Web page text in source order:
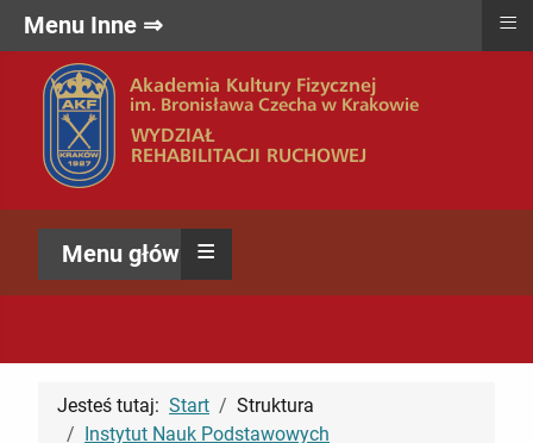
Menu główne ⇒
≡
Jesteś tutaj: Start
Struktura
Instytut Nauk Podstawowych
Menu Inne ⇒ ≡